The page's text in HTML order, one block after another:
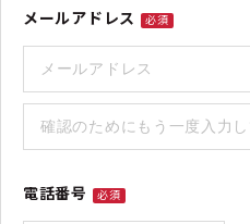
メールアドレス 必須
電話番号 必須